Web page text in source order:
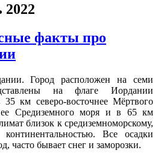
2022
факты про
Город расположен на семи
на флаге Иордании
35 км северо-восточнее Мёртвого
Средиземного моря и в 65 км
близок к средиземноморскому,
Все осадки
часто бывает снег и заморозки.